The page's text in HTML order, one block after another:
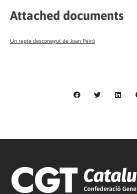
Attached documents
Un repte desconegut de Joan Peiró